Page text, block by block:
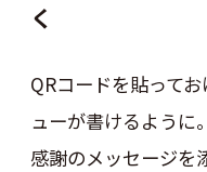
く
QRコードを貼って
ューが書けるように。
感謝のメッセージを